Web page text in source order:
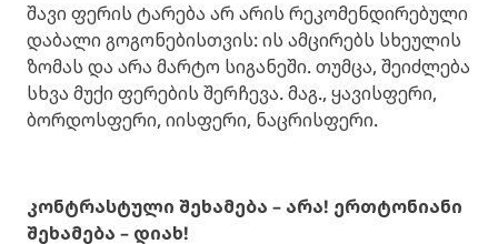
შავი ფერის ტარება არ არის რეკომენდირებული
დაბალი გოგონებისთვის: ის ამცირებს სხეულის
ზომას და არა მარტო სიგანეში. თუმცა, შეიძლება
სხვა მუქი ფერების შერჩევა. მაგ., ყავისფერი,
ბორდოსფერი, იისფერი, ნაცრისფერი.
კონტრასტული შეხამება – არა! ერთტონიანი
შეხამება – დიახ!